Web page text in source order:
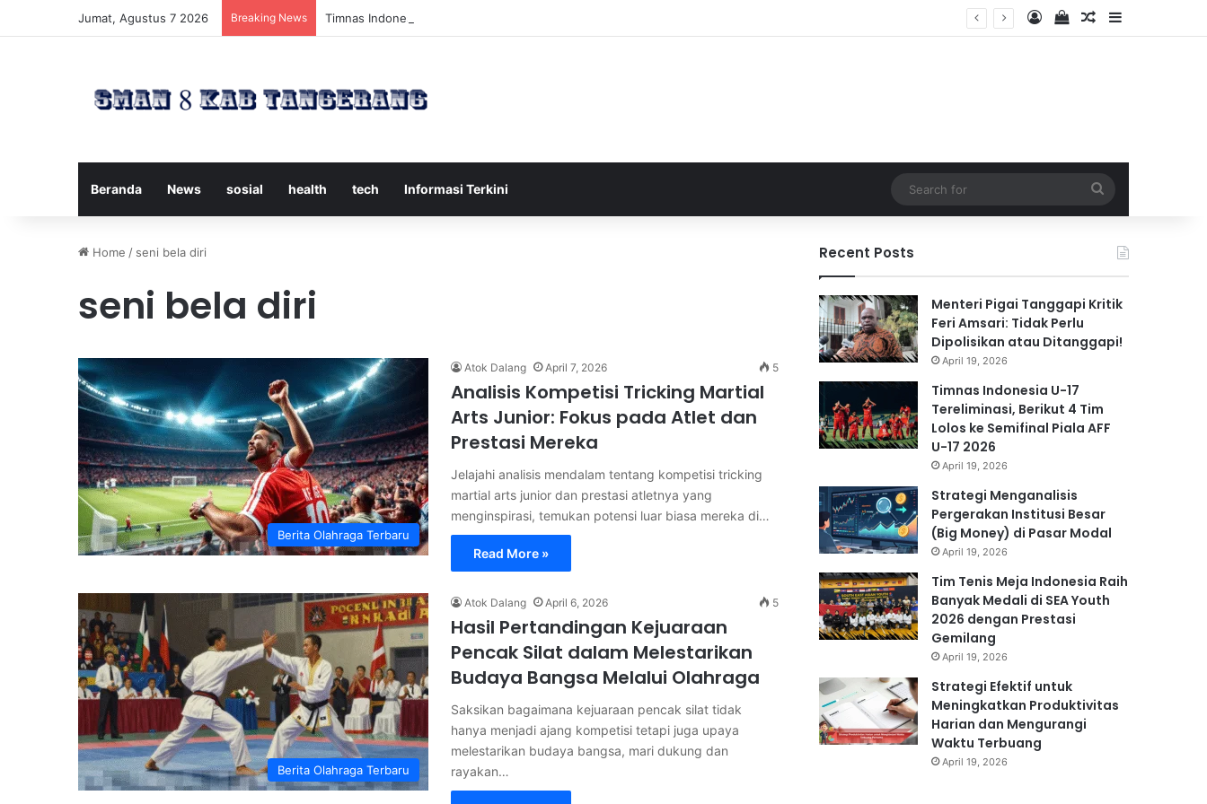
Jumat, Agustus 7 2026 Breaking News Timnas Indonesia U-17 Tereliminasi, Berikut 4 Tim Lolos ke Semifinal Piala AFF U-17 2026 Log InView your
Random Article
Sidebar
Beranda News sosial health tech Informasi Terkini
for
Home / seni bela diri
seni bela diri
Berita Olahraga Terbaru
Atok Dalang April 7, 2026 5
Analisis Kompetisi Tricking Martial
Arts Junior: Fokus pada Atlet dan
Prestasi Mereka
Jelajahi analisis mendalam tentang kompetisi tricking
martial arts junior dan prestasi atletnya yang
menginspirasi, temukan potensi luar biasa mereka di…
Read More »
Berita Olahraga Terbaru
Atok Dalang April 6, 2026 5
Hasil Pertandingan Kejuaraan
Pencak Silat dalam Melestarikan
Budaya Bangsa Melalui Olahraga
Saksikan bagaimana kejuaraan pencak silat tidak
hanya menjadi ajang kompetisi tetapi juga upaya
melestarikan budaya bangsa, mari dukung dan
rayakan…
Recent Posts
Menteri Pigai Tanggapi Kritik
Feri Amsari: Tidak Perlu
Dipolisikan atau Ditanggapi!
April 19, 2026
Timnas Indonesia U-17
Tereliminasi, Berikut 4 Tim
Lolos ke Semifinal Piala AFF
U-17 2026
April 19, 2026
Strategi Menganalisis
Pergerakan Institusi Besar
(Big Money) di Pasar Modal
April 19, 2026
Tim Tenis Meja Indonesia Raih
Banyak Medali di SEA Youth
2026 dengan Prestasi
Gemilang
April 19, 2026
Strategi Efektif untuk
Meningkatkan Produktivitas
Harian dan Mengurangi
Waktu Terbuang
April 19, 2026